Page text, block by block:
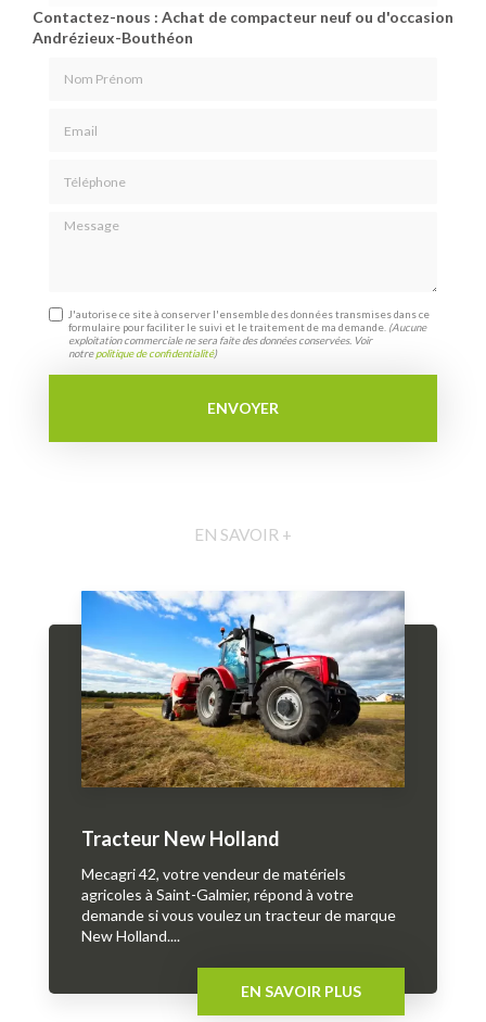
Contactez-nous : Achat de compacteur neuf ou d'occasion
Andrézieux-Bouthéon
Message
J'autorise ce site à conserver l'ensemble des données transmises dans ce
formulaire pour faciliter le suivi et le traitement de ma demande. (Aucune
exploitation commerciale ne sera faite des données conservées. Voir
notrepolitique de confidentialité)
EN SAVOIR +
Tracteur New Holland
Mecagri 42, votre vendeur de matériels
agricoles à Saint-Galmier, répond à votre
demande si vous voulez un tracteur de marque
New Holland....
EN SAVOIR PLUS